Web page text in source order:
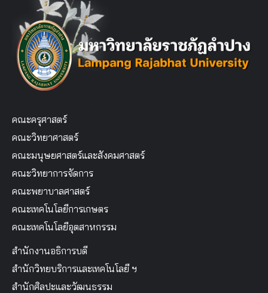
คณะครุศาสตร์
คณะวิทยาศาสตร์
คณะมนุษยศาสตร์และสังคมศาสตร์
คณะวิทยาการจัดการ
คณะพยาบาลศาสตร์
คณะเทคโนโลยีการเกษตร
คณะเทคโนโลยีอุตสาหกรรม
สำนักงานอธิการบดี
สำนักวิทยบริการและเทคโนโลยี ฯ
สำนักศิลปะและวัฒนธรรม